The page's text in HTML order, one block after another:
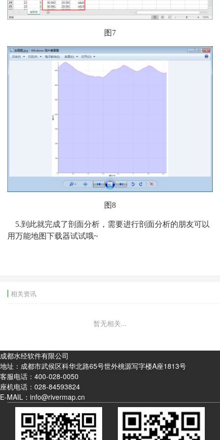
图7
图8
5.到此就完成了剖面分析，需要进行剖面分析的朋友可以
用万能地图下载器试试哦~
相关资讯
暂无相关...
成都水经软件有限公司
地址：成都市武侯区科华北路65号世外桃源写字楼A座1813号
客服电话： 400-028-0050
座机电话： 028-84593824
E-MAIL：info@rivermap.cn